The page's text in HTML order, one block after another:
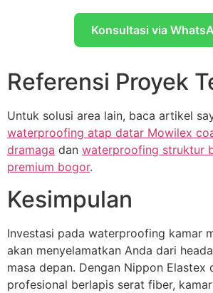
Konsultasi via
Referensi Proyek
Untuk solusi area lain, baca artikel
waterproofing atap datar Mowilex
dramaga dan waterproofing struktur
premium bogor.
Kesimpulan
Investasi pada waterproofing kamar
akan menyelamatkan Anda dari
masa depan. Dengan Nippon Elastex
profesional berlapis serat fiber,